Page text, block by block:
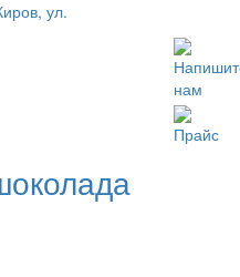
ул.
нам
Прайс